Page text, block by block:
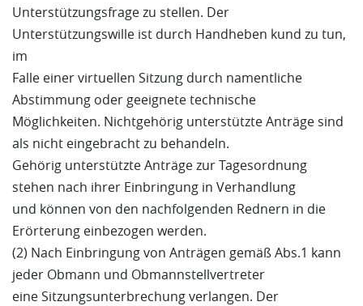
Unterstützungsfrage zu stellen. Der
Unterstützungswille ist durch Handheben kund zu tun,
im
Falle einer virtuellen Sitzung durch namentliche
Abstimmung oder geeignete technische
Möglichkeiten. Nichtgehörig unterstützte Anträge sind
als nicht eingebracht zu behandeln.
Gehörig unterstützte Anträge zur Tagesordnung
stehen nach ihrer Einbringung in Verhandlung
und können von den nachfolgenden Rednern in die
Erörterung einbezogen werden.
(2) Nach Einbringung von Anträgen gemäß Abs.1 kann
jeder Obmann und Obmannstellvertreter
eine Sitzungsunterbrechung verlangen. Der